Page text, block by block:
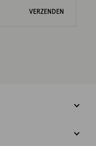
VERZENDEN